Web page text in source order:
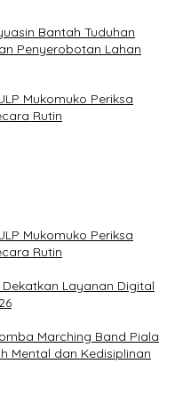
Bantah Tuduhan
Penyerobotan Lahan
Mukomuko Periksa
Rutin
Mukomuko Periksa
Rutin
Dekatkan Layanan Digital
Marching Band Piala
Mental dan Kedisiplinan